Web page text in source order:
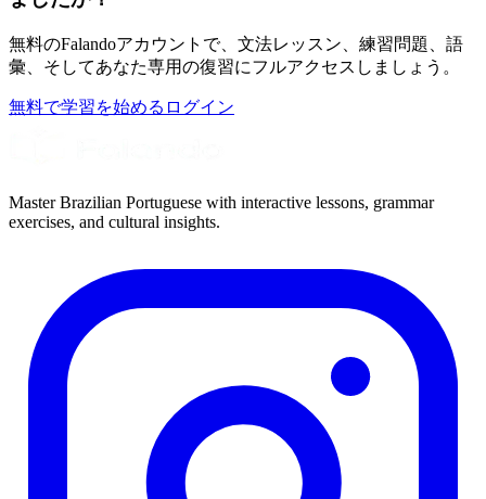
無料のFalandoアカウントで、文法レッスン、練習問題、語
彙、そしてあなた専用の復習にフルアクセスしましょう。
無料で学習を始める ログイン
Master Brazilian Portuguese with interactive lessons, grammar
exercises, and cultural insights.